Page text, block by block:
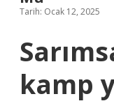
Tarih: Ocak 12, 2025
kamp